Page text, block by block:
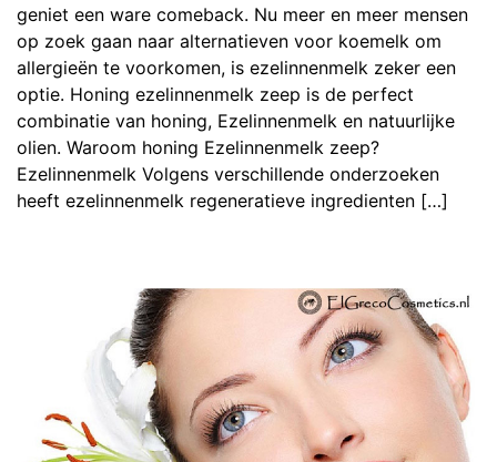
geniet een ware comeback. Nu meer en meer mensen
op zoek gaan naar alternatieven voor koemelk om
allergieën te voorkomen, is ezelinnenmelk zeker een
optie. Honing ezelinnenmelk zeep is de perfect
combinatie van honing, Ezelinnenmelk en natuurlijke
olien. Waroom honing Ezelinnenmelk zeep?
Ezelinnenmelk Volgens verschillende onderzoeken
heeft ezelinnenmelk regeneratieve ingredienten […]